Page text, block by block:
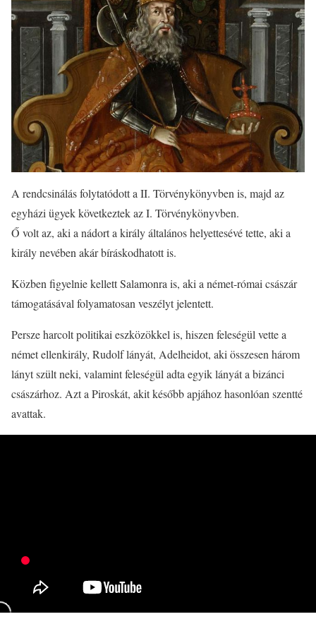
A rendcsinálás folytatódott a II. Törvénykönyvben is, majd az
egyházi ügyek következtek az I. Törvénykönyvben.
Ő volt az, aki a nádort a király általános helyettesévé tette, aki a
király nevében akár bíráskodhatott is.
Közben figyelnie kellett Salamonra is, aki a német-római császár
támogatásával folyamatosan veszélyt jelentett.
Persze harcolt politikai eszközökkel is, hiszen feleségül vette a
német ellenkirály, Rudolf lányát, Adelheidot, aki összesen három
lányt szült neki, valamint feleségül adta egyik lányát a bizánci
császárhoz. Azt a Piroskát, akit később apjához hasonlóan szentté
avattak.